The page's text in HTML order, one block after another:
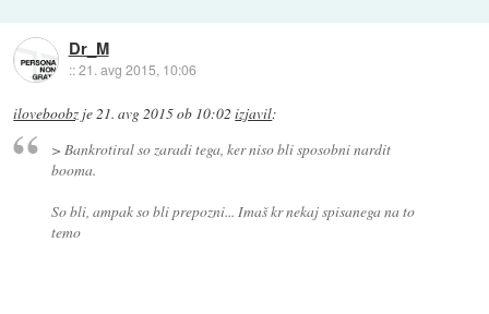
Dr_M
::21. avg 2015, 10:06
iloveboobz je21. avg 2015 ob 10:02 izjavil:
> Bankrotiral so zaradi tega, ker niso bli sposobni nardit
booma.
So bli, ampak so bli prepozni... Imaš kr nekaj spisanega na to
temo